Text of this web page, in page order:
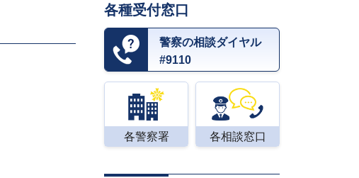
各種受付窓口
警察の相談ダイヤル
#9110
各警察署 各相談窓口